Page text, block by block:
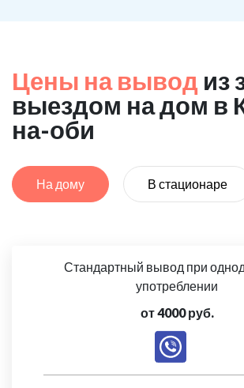
Цены на вывод из
выездом на дом в
на-оби
На дому В стационаре
Стандартный вывод при
употреблении
от 4000 руб.